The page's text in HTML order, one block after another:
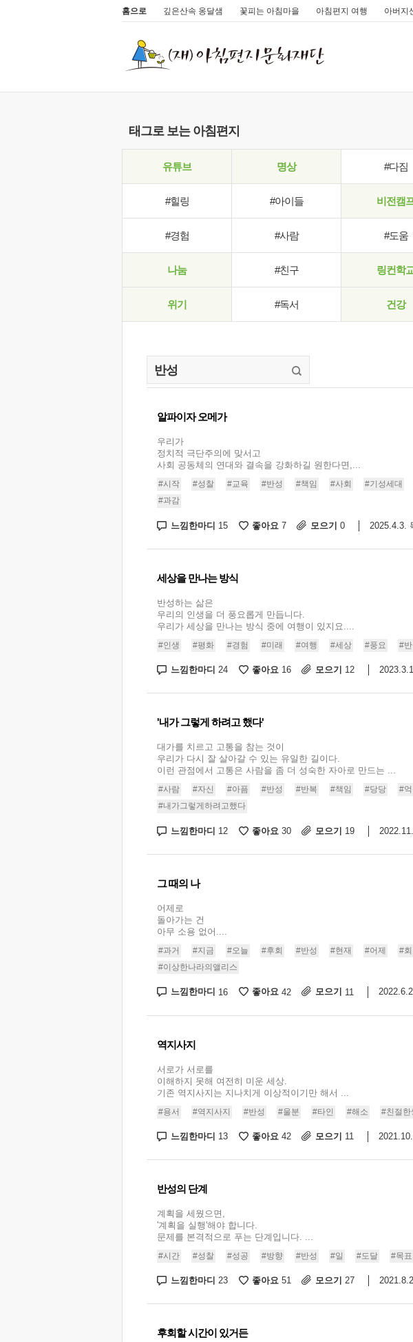
홈으로 깊은산속 옹달샘 꽃피는 아침마을 아침편지 여행 아버지
태그로 보는 아침편지
유튜브 명상 #다짐
#힐링 #아이들 비전캠
#경험 #사람 #도움
나눔 #친구 링컨학
위기 #독서 건강
알파이자 오메가
우리가
정치적 극단주의에 맞서고
사회 공동체의 연대와 결속을 강화하길 원한다면,...
#시작 #성찰 #교육 #반성 #책임 #사회 #기성세대
#과감
느낌한마디 15 좋아요 7 모으기 0 2025.4.3.
세상을 만나는 방식
반성하는 삶은
우리의 인생을 더 풍요롭게 만듭니다.
우리가 세상을 만나는 방식 중에 여행이 있지요....
#인생 #평화 #경험 #미래 #여행 #세상 #풍요 #반
느낌한마디 24 좋아요 16 모으기 12
'내가 그렇게 하려고 했다'
대가를 치르고 고통을 참는 것이
우리가 다시 잘 살아갈 수 있는 유일한 길이다.
이런 관점에서 고통은 사람을 좀 더 성숙한 자아로 만드는 ...
#사람 #자신 #아픔 #반성 #반복 #책임 #당당 #
#내가그렇게하려고했다
느낌한마디 12 좋아요 30 모으기 19
그 때의 나
어제로
돌아가는 건
아무 소용 없어....
#과거 #지금 #오늘 #후회 #반성 #현재 #어제 #
#이상한나라의앨리스
느낌한마디 16 좋아요 42 모으기 11
역지사지
서로가 서로를
이해하지 못해 여전히 미운 세상.
기존 역지사지는 지나치게 이상적이기만 해서 ...
#용서 #역지사지 #반성 #울분 #타인 #해소 #친절한
느낌한마디 13 좋아요 42 모으기 11
반성의 단계
계획을 세웠으면,
'계획을 실행'해야 합니다.
문제를 본격적으로 푸는 단계입니다. ...
#시간 #성찰 #성공 #방향 #반성 #일 #도달 #목
느낌한마디 23 좋아요 51 모으기 27
후회할 시간이 있거든